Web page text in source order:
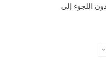
اللجوء إلى